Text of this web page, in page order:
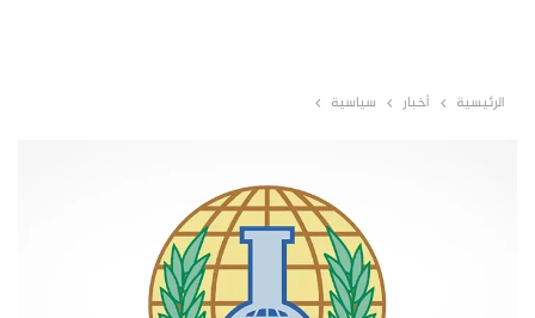
الرئيسية أخبار سياسية